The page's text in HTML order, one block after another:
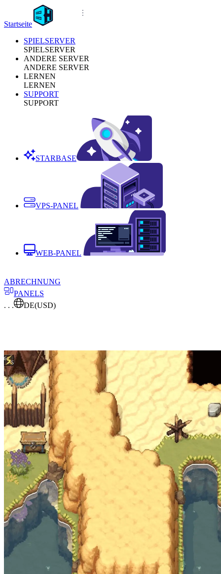
Startseite
SPIELSERVER
SPIELSERVER
ANDERE SERVER
ANDERE SERVER
LERNEN
LERNEN
SUPPORT
SUPPORT
STARBASE
VPS-PANEL
WEB-PANEL
ABRECHNUNG
PANELS
. . .
DE(USD)